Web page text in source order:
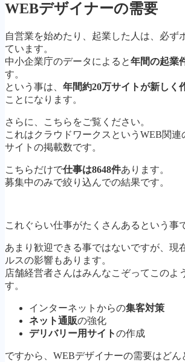
WEBデザイナーの需要
自営業を始めたり、起業した人は、必ず
ています。
中小企業庁のデータによると年間の起業
す。
という事は、 年間約20万サイトが新しく
ことになります。
さらに、こちらをご覧ください。
これはクラウドワークスというWEB関連
サイトの掲載数です。
こちらだけで仕事は8648件あります。
募集中のみで絞り込んでの結果です。
これぐらい仕事がたくさんあるという事
あまり歓迎できる事ではないですが、現
ルスの影響もあります。
店舗経営者さんはみんなこぞってこのよ
す。
インターネットからの集客対策
ネット通販の強化
デリバリー用サイトの作成
ですから、WEBデザイナーの需要はどん